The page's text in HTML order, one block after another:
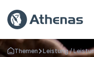
Zurück zur Startseite
Themen Leistung /